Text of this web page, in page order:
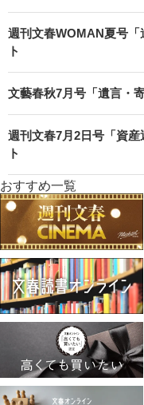
週刊文春WOMAN夏号
ト
文藝春秋7月号「遺言・
週刊文春7月2日号「資
ト
おすすめ一覧